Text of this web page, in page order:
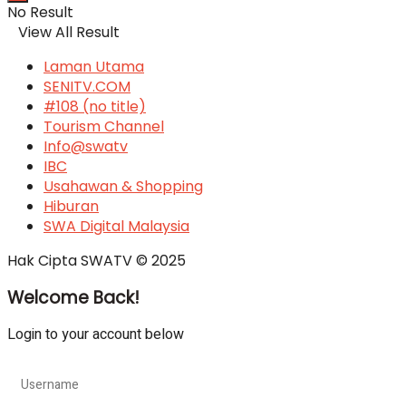
No Result
View All Result
Laman Utama
SENITV.COM
#108 (no title)
Tourism Channel
Info@swatv
IBC
Usahawan & Shopping
Hiburan
SWA Digital Malaysia
Hak Cipta SWATV © 2025
Welcome Back!
Login to your account below